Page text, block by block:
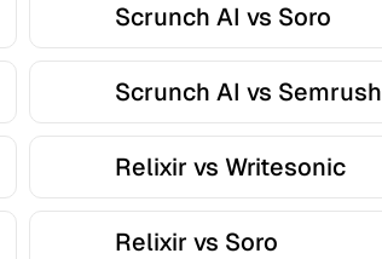
Scrunch AI vs Soro
Scrunch AI vs Semrush
Relixir vs Writesonic
Relixir vs Soro